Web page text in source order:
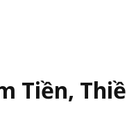
Tiền,